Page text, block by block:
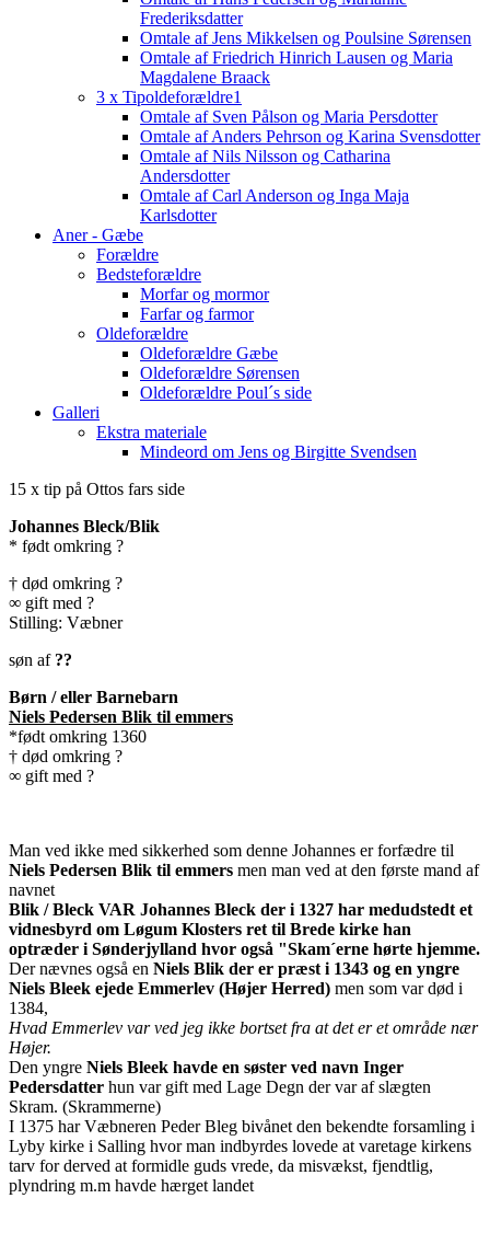
Frederiksdatter
Omtale af Jens Mikkelsen og Poulsine Sørensen
Omtale af Friedrich Hinrich Lausen og Maria
Magdalene Braack
3 x Tipoldeforældre1
Omtale af Sven Pålson og Maria Persdotter
Omtale af Anders Pehrson og Karina Svensdotter
Omtale af Nils Nilsson og Catharina
Andersdotter
Omtale af Carl Anderson og Inga Maja
Karlsdotter
Aner - Gæbe
Forældre
Bedsteforældre
Morfar og mormor
Farfar og farmor
Oldeforældre
Oldeforældre Gæbe
Oldeforældre Sørensen
Oldeforældre Poul´s side
Galleri
Ekstra materiale
Mindeord om Jens og Birgitte Svendsen
15 x tip på Ottos fars side
Johannes Bleck/Blik
* født omkring ?
† død omkring ?
∞ gift med ?
Stilling: Væbner
søn af ??
Børn / eller Barnebarn
Niels Pedersen Blik til emmers
*født omkring 1360
† død omkring ?
∞ gift med ?
Man ved ikke med sikkerhed som denne Johannes er forfædre til
Niels Pedersen Blik til emmers men man ved at den første mand af
navnet
Blik / Bleck VAR Johannes Bleck der i 1327 har medudstedt et
vidnesbyrd om Løgum Klosters ret til Brede kirke han
optræder i Sønderjylland hvor også "Skam´erne hørte hjemme.
Der nævnes også en Niels Blik der er præst i 1343 og en yngre
Niels Bleek ejede Emmerlev (Højer Herred) men som var død i
1384,
Hvad Emmerlev var ved jeg ikke bortset fra at det er et område nær
Højer.
Den yngre Niels Bleek havde en søster ved navn Inger
Pedersdatter hun var gift med Lage Degn der var af slægten
Skram. (Skrammerne)
I 1375 har Væbneren Peder Bleg bivånet den bekendte forsamling i
Lyby kirke i Salling hvor man indbyrdes lovede at varetage kirkens
tarv for derved at formidle guds vrede, da misvækst, fjendtlig,
plyndring m.m havde hærget landet